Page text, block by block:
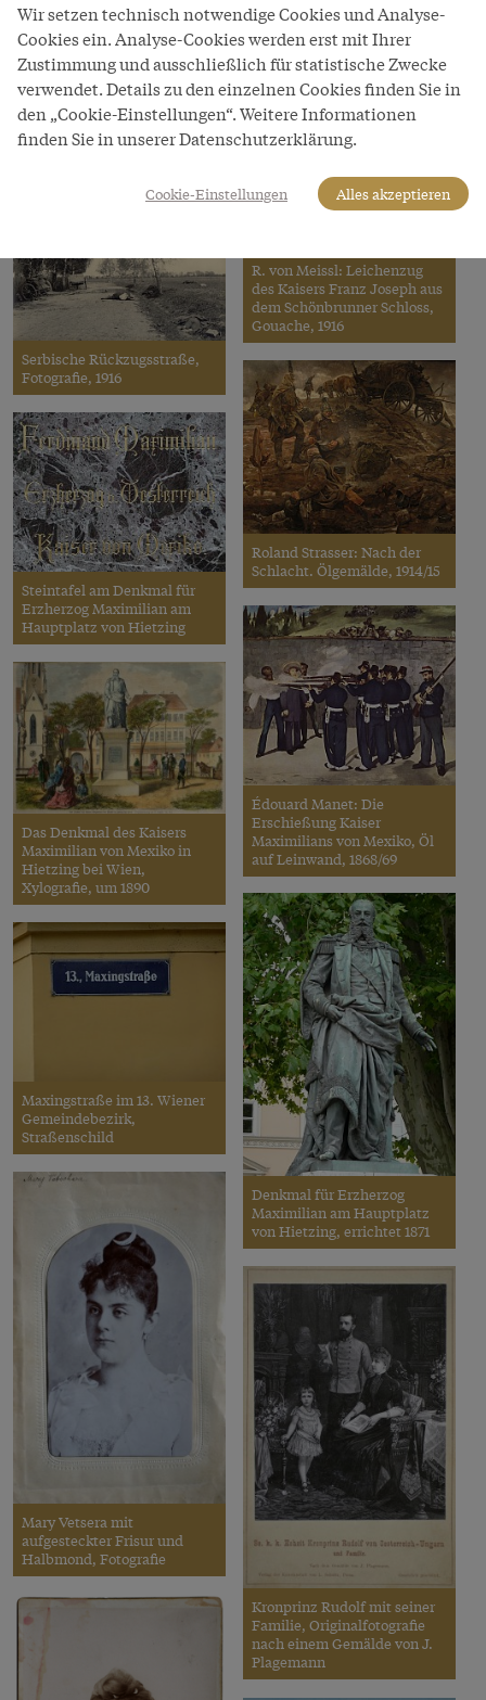
"Zur Annexion Bosniens. Gott
sei Dank, jetzt g'hört er ganz
Franz v. Matsch: Kaiser Franz
Joseph am Sterbebett,
Ölgemälde, 1916
R. von Meissl: Leichenzug
des Kaisers Franz Joseph aus
dem Schönbrunner Schloss,
Gouache, 1916
Serbische Rückzugsstraße,
Fotografie, 1916
Roland Strasser: Nach der
Schlacht. Ölgemälde, 1914/15
Steintafel am Denkmal für
Erzherzog Maximilian am
Hauptplatz von Hietzing
Édouard Manet: Die
Erschießung Kaiser
Maximilians von Mexiko, Öl
auf Leinwand, 1868/69
Das Denkmal des Kaisers
Maximilian von Mexiko in
Hietzing bei Wien,
Xylografie, um 1890
Denkmal für Erzherzog
Maximilian am Hauptplatz
von Hietzing, errichtet 1871
Maxingstraße im 13. Wiener
Gemeindebezirk,
Straßenschild
Mary Vetsera mit
aufgesteckter Frisur und
Halbmond, Fotografie
Kronprinz Rudolf mit seiner
Familie, Originalfotografie
nach einem Gemälde von J.
Plagemann
Wir setzen technisch notwendige Cookies und Analyse-
Cookies ein. Analyse-Cookies werden erst mit Ihrer
Zustimmung und ausschließlich für statistische Zwecke
verwendet. Details zu den einzelnen Cookies finden Sie in
den „Cookie-Einstellungen“. Weitere Informationen
finden Sie in unserer Datenschutzerklärung.
Cookie-Einstellungen Alles akzeptieren